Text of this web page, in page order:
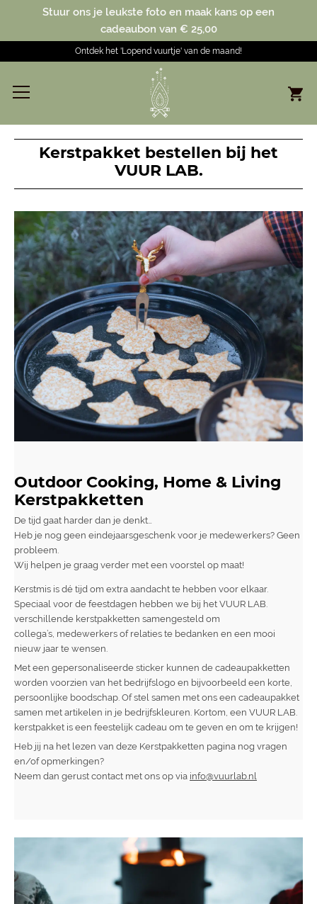
Stuur ons je leukste foto en maak kans op een
cadeaubon van € 25,00
Ontdek het 'Lopend vuurtje' van de maand!
Kerstpakket bestellen bij het
VUUR LAB.
Outdoor Cooking, Home & Living
Kerstpakketten
De tijd gaat harder dan je denkt…
Heb je nog geen eindejaarsgeschenk voor je medewerkers? Geen
probleem.
Wij helpen je graag verder met een voorstel op maat!
Kerstmis is dé tijd om extra aandacht te hebben voor elkaar.
Speciaal voor de feestdagen hebben we bij het VUUR LAB.
verschillende kerstpakketten samengesteld om
collega’s, medewerkers of relaties te bedanken en een mooi
nieuw jaar te wensen.
Met een gepersonaliseerde sticker kunnen de cadeaupakketten
worden voorzien van het bedrijfslogo en bijvoorbeeld een korte,
persoonlijke boodschap. Of stel samen met ons een cadeaupakket
samen met artikelen in je bedrijfskleuren. Kortom, een VUUR LAB.
kerstpakket is een feestelijk cadeau om te geven en om te krijgen!
Heb jij na het lezen van deze Kerstpakketten pagina nog vragen
en/of opmerkingen?
Neem dan gerust contact met ons op via info@vuurlab.nl